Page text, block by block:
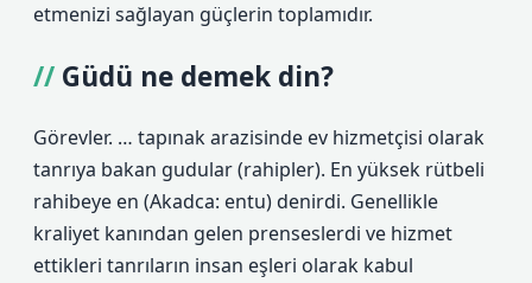
etmenizi sağlayan güçlerin toplamıdır.
Güdü ne demek din?
Görevler. … tapınak arazisinde ev hizmetçisi olarak
tanrıya bakan gudular (rahipler). En yüksek rütbeli
rahibeye en (Akadca: entu) denirdi. Genellikle
kraliyet kanından gelen prenseslerdi ve hizmet
ettikleri tanrıların insan eşleri olarak kabul